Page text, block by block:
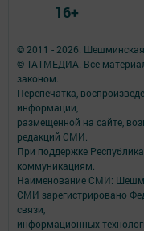
© 2011 - 2026.
© ТАТМЕДИА. Все
законом.
Перепечатка,
информации,
размещенной на сайте,
редакций СМИ.
При поддержке
коммуникациям.
Наименование СМИ:
СМИ зарегистрировано
связи,
информационных
16+